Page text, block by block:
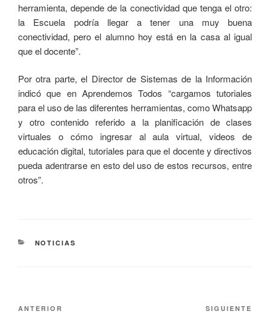
herramienta, depende de la conectividad que tenga el otro:
la Escuela podría llegar a tener una muy buena
conectividad, pero el alumno hoy está en la casa al igual
que el docente”.
Por otra parte, el Director de Sistemas de la Información
indicó que en Aprendemos Todos “cargamos tutoriales
para el uso de las diferentes herramientas, como Whatsapp
y otro contenido referido a la planificación de clases
virtuales o cómo ingresar al aula virtual, videos de
educación digital, tutoriales para que el docente y directivos
pueda adentrarse en esto del uso de estos recursos, entre
otros”.
NOTICIAS
ANTERIOR SIGUIENTE